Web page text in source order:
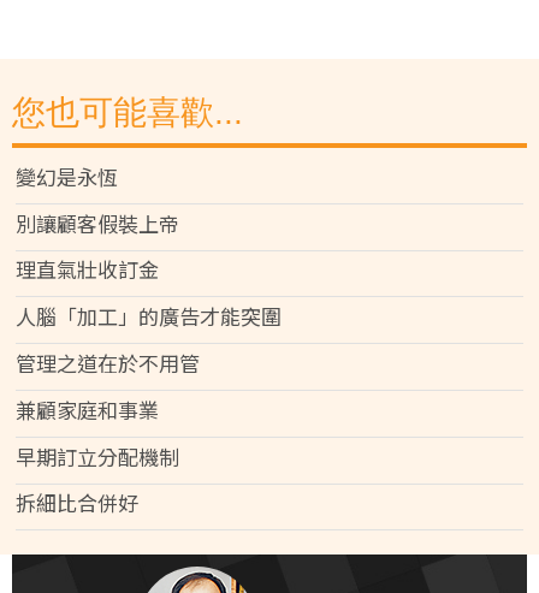
您也可能喜歡...
變幻是永恆
別讓顧客假裝上帝
理直氣壯收訂金
人腦「加工」的廣告才能突圍
管理之道在於不用管
兼顧家庭和事業
早期訂立分配機制
拆細比合併好